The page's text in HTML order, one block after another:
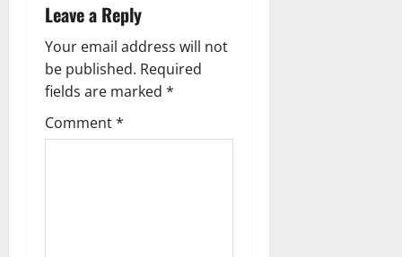
v
i
g
a
Leave a Reply
Your email address will not
be published. Required
fields are marked *
Comment*